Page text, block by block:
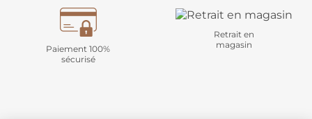
Paiement 100%
sécurisé
Retrait en
magasin